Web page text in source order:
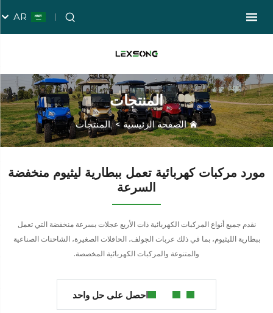
AR
المنتجات
الصفحة الرئيسية >المنتجات
مورد مركبات كهربائية تعمل ببطارية ليثيوم منخفضة
السرعة
نقدم جميع أنواع المركبات الكهربائية ذات الأربع عجلات بسرعة منخفضة التي تعمل
ببطارية الليثيوم، بما في ذلك عربات الجولف، الحافلات الصغيرة، الشاحنات الصناعية
والمتنوعة والمركبات الكهربائية المخصصة.
احصل على حل واحد